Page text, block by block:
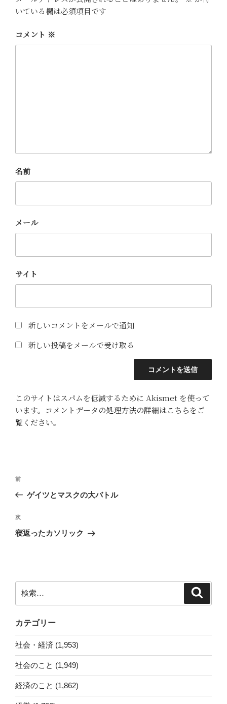
いている欄は必須項目です
コメント ※
名前
メール
サイト
新しいコメントをメールで通知
新しい投稿をメールで受け取る
このサイトはスパムを低減するために Akismet を使って
います。 コメントデータの処理方法の詳細はこちらをご
覧ください。
投
ビ
ゲ
ン
前
の
稿
前
ゲイツとマスクの大バトル
次
の
次
寝返ったカソリック
索:
カテゴリー
社会・経済 (1,953)
社会のこと (1,949)
経済のこと (1,862)